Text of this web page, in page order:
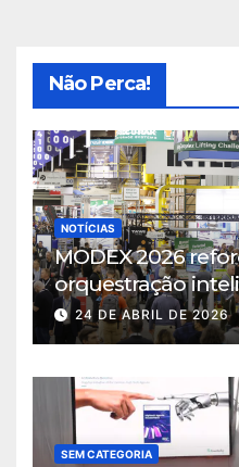
Não Perca!
NOTÍCIAS
MODEX 2026
orquestração
intralogística
24 DE ABRIL DE 2026
SEM CATEGORIA